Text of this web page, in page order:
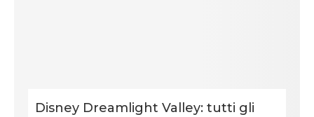
Disney Dreamlight Valley: tutti gli